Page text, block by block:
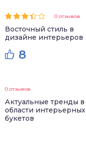
0 отзывов
Восточный стиль в
дизайне интерьеров
8
0 отзывов
Актуальные тренды в
области интерьерных
букетов